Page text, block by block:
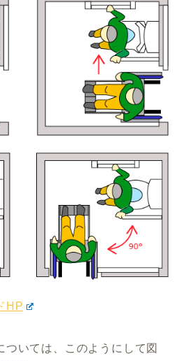
HP
ついては、このようにして図